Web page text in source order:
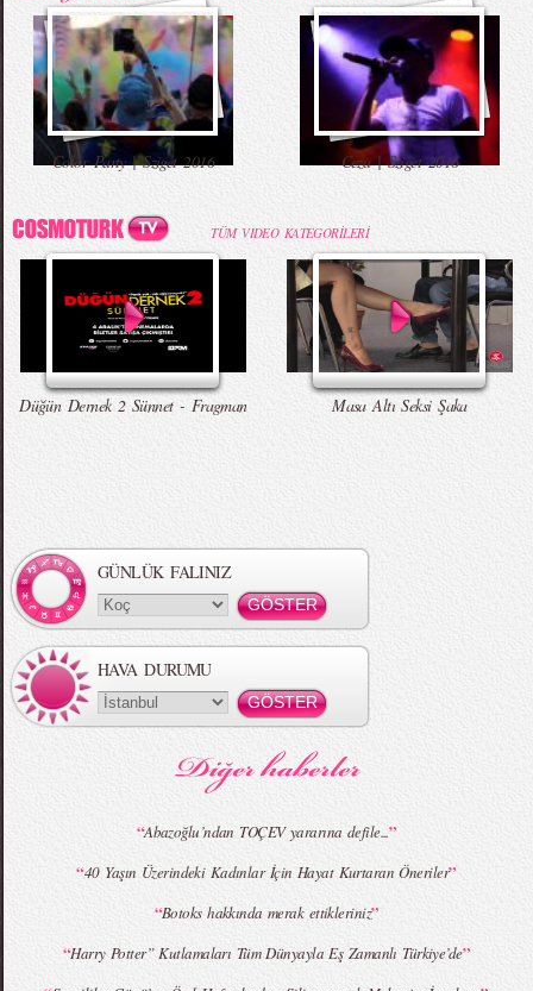
Color Party | Sziget 2016 Ceza | Sziget 2016
TÜM VIDEO KATEGORİLERİ
Düğün Dernek 2 Sünnet - Fragman Masa Altı Seksi Şaka
GÜNLÜK FALINIZ
HAVA DURUMU
“Abazoğlu’ndan TOÇEV yararına defile...”
“40 Yaşın Üzerindeki Kadınlar İçin Hayat Kurtaran Öneriler”
“Botoks hakkında merak ettikleriniz”
“Harry Potter” Kutlamaları Tüm Dünyayla Eş Zamanlı Türkiye’de”